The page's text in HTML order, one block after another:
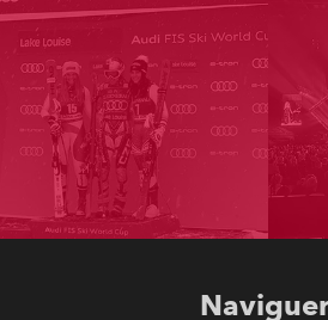
Naviguer